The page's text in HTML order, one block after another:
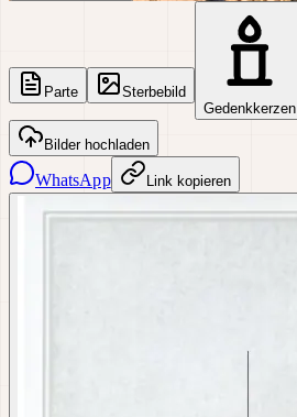
Parte
Sterbebild
Gedenkkerzen
Bilder hochladen
WhatsApp Link kopieren